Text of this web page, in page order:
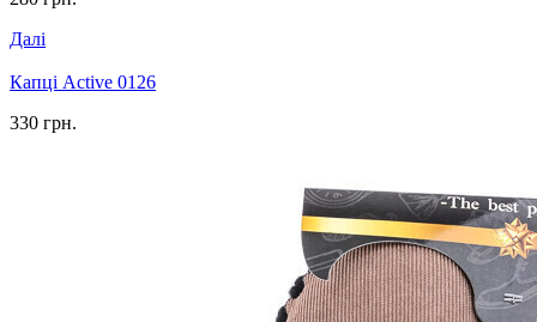
Далі
Капці Active 0126
330 грн.